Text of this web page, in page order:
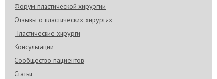
Форум пластической хирургии
Отзывы о пластических хирургах
Пластические хирурги
Консультации
Сообщество пациентов
Статьи